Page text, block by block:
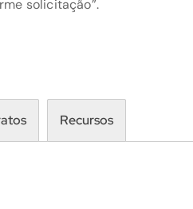
solicitação”.
Recursos